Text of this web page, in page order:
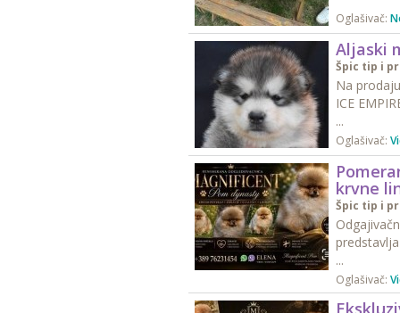
Oglašivač:
Aljaski
Špic tip i
Na
ICE
...
Oglašivač:
krvne
Špic tip i
...
Oglašivač: